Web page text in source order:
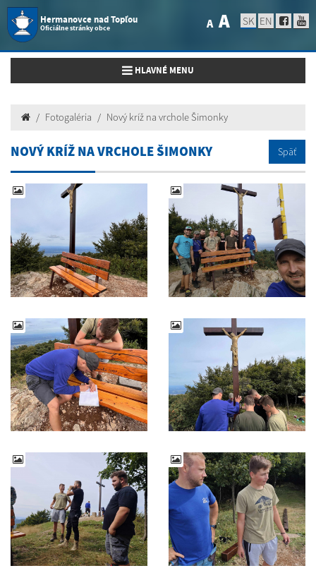
Hermanovce nad Topľou
Oficiálne stránky obce A A SK EN
Toggle navigation
HLAVNÉ MENU
Fotogaléria Nový kríž na vrchole Šimonky
NOVÝ KRÍŽ NA VRCHOLE ŠIMONKY Späť